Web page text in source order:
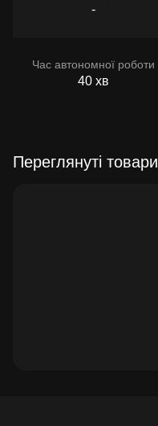
-
Час автономної роботи
40 хв
Переглянуті товари